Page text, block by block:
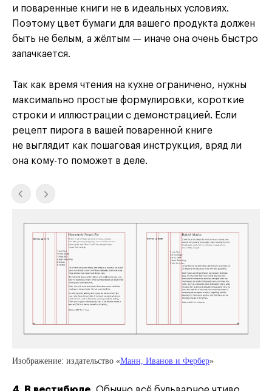
и поваренные книги не в идеальных условиях.
Поэтому цвет бумаги для вашего продукта должен
быть не белым, а жёлтым — иначе она очень быстро
запачкается.
Так как время чтения на кухне ограничено, нужны
максимально простые формулировки, короткие
строки и иллюстрации с демонстрацией. Если
рецепт пирога в вашей поваренной книге
не выглядит как пошаговая инструкция, вряд ли
она кому-то поможет в деле.
Изображение: издательство «Манн, Иванов и Фербер»